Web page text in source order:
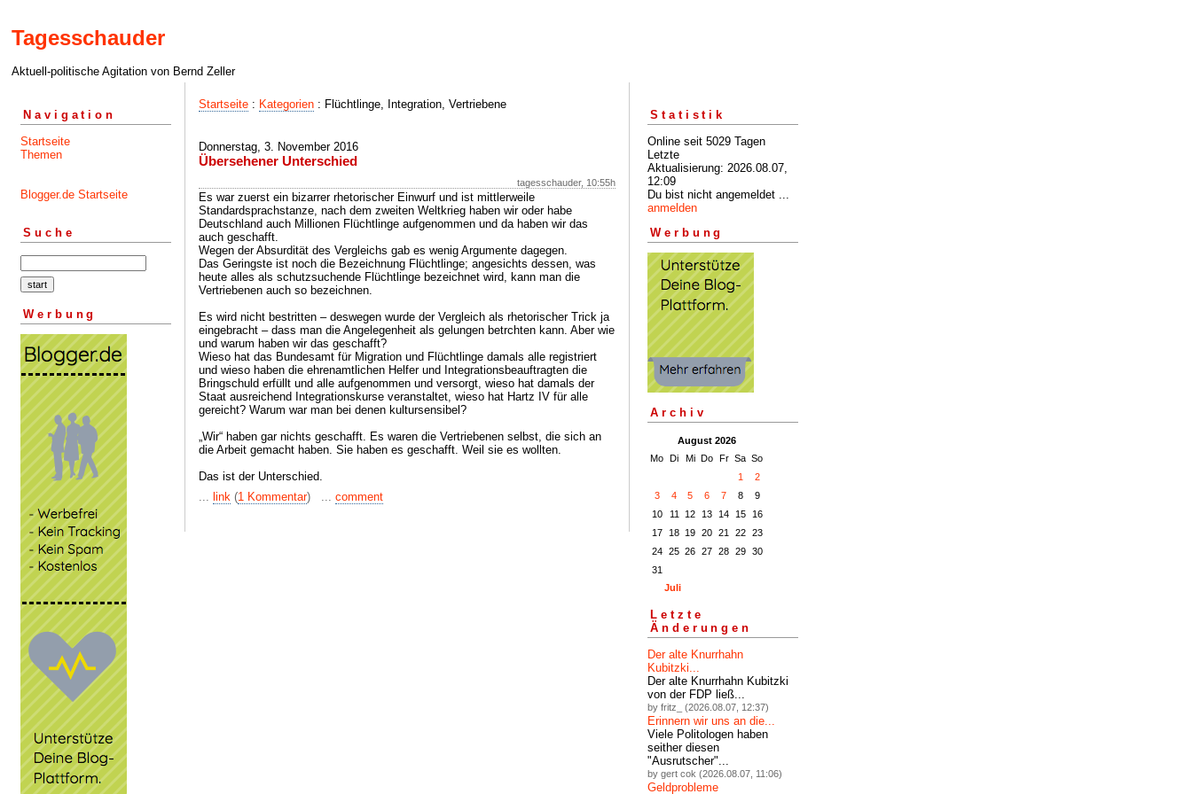
Tagesschauder
Aktuell-politische Agitation von Bernd Zeller
Navigation
Startseite
Themen
Blogger.de Startseite
Suche
Werbung
Startseite : Kategorien : Flüchtlinge, Integration, Vertriebene
Donnerstag, 3. November 2016
Übersehener Unterschied
tagesschauder, 10:55h
Es war zuerst ein bizarrer rhetorischer Einwurf und ist mittlerweile
Standardsprachstanze, nach dem zweiten Weltkrieg haben wir oder habe
Deutschland auch Millionen Flüchtlinge aufgenommen und da haben wir das
auch geschafft.
Wegen der Absurdität des Vergleichs gab es wenig Argumente dagegen.
Das Geringste ist noch die Bezeichnung Flüchtlinge; angesichts dessen, was
heute alles als schutzsuchende Flüchtlinge bezeichnet wird, kann man die
Vertriebenen auch so bezeichnen.
Es wird nicht bestritten – deswegen wurde der Vergleich als rhetorischer Trick ja
eingebracht – dass man die Angelegenheit als gelungen betrchten kann. Aber wie
und warum haben wir das geschafft?
Wieso hat das Bundesamt für Migration und Flüchtlinge damals alle registriert
und wieso haben die ehrenamtlichen Helfer und Integrationsbeauftragten die
Bringschuld erfüllt und alle aufgenommen und versorgt, wieso hat damals der
Staat ausreichend Integrationskurse veranstaltet, wieso hat Hartz IV für alle
gereicht? Warum war man bei denen kultursensibel?
„Wir“ haben gar nichts geschafft. Es waren die Vertriebenen selbst, die sich an
die Arbeit gemacht haben. Sie haben es geschafft. Weil sie es wollten.
Das ist der Unterschied.
... link (1 Kommentar) ... comment
Statistik
Online seit 5029 Tagen
Letzte
Aktualisierung: 2026.08.07,
12:09
Du bist nicht angemeldet ...
anmelden
Werbung
Archiv
August 2026
Mo Di Mi Do Fr Sa So
1
2
3
4 5 6 7 8
9
10
11 12 13 14 15
16
17
18 19 20 21 22
23
24
25 26 27 28 29
30
31
Juli
Letzte
Änderungen
Der alte Knurrhahn
Kubitzki...
Der alte Knurrhahn Kubitzki
von der FDP ließ...
by fritz_ (2026.08.07, 12:37)
Erinnern wir uns an die...
Viele Politologen haben
seither diesen
"Ausrutscher"...
by gert cok (2026.08.07, 11:06)
Geldprobleme